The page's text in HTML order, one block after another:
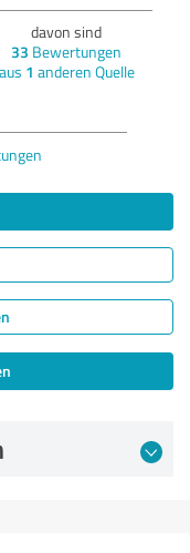
davon sind
33 Bewertungen
aus 1 anderen Quelle